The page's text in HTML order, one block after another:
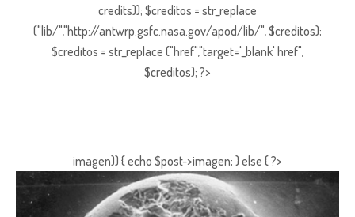
credits)); $creditos = str_replace
("lib/","http://antwrp.gsfc.nasa.gov/apod/lib/", $creditos);
$creditos = str_replace ("href","target='_blank' href",
$creditos); ?>
imagen)) { echo $post->imagen; } else { ?>